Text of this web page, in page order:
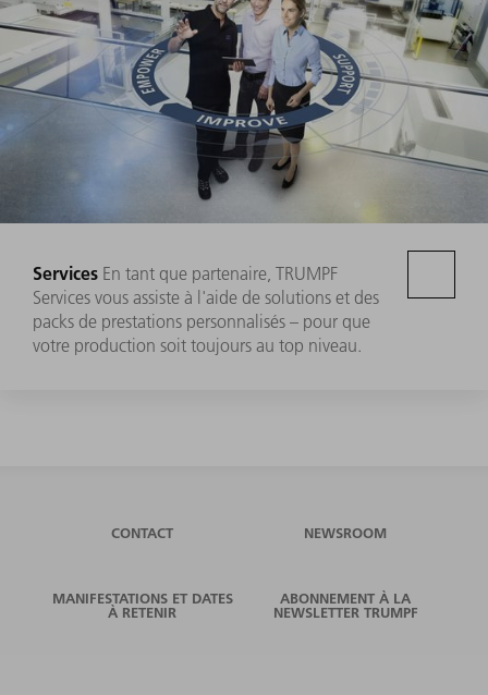
Services En tant que partenaire, TRUMPF
Services vous assiste à l'aide de solutions et des
packs de prestations personnalisés – pour que
votre production soit toujours au top niveau.
CONTACT NEWSROOM
MANIFESTATIONS ET DATES
À RETENIR
ABONNEMENT À LA
NEWSLETTER TRUMPF